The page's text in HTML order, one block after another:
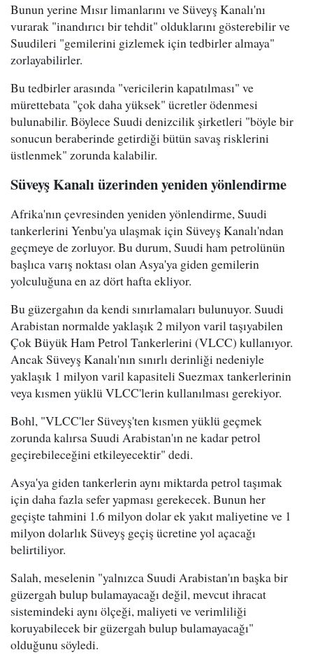
Bunun yerine Mısır limanlarını ve Süveyş Kanalı'nı
vurarak "inandırıcı bir tehdit" olduklarını gösterebilir ve
Suudileri "gemilerini gizlemek için tedbirler almaya"
zorlayabilirler.
Bu tedbirler arasında "vericilerin kapatılması" ve
mürettebata "çok daha yüksek" ücretler ödenmesi
bulunabilir. Böylece Suudi denizcilik şirketleri "böyle bir
sonucun beraberinde getirdiği bütün savaş risklerini
üstlenmek" zorunda kalabilir.
Süveyş Kanalı üzerinden yeniden yönlendirme
Afrika'nın çevresinden yeniden yönlendirme, Suudi
tankerlerini Yenbu'ya ulaşmak için Süveyş Kanalı'ndan
geçmeye de zorluyor. Bu durum, Suudi ham petrolünün
başlıca varış noktası olan Asya'ya giden gemilerin
yolculuğuna en az dört hafta ekliyor.
Bu güzergahın da kendi sınırlamaları bulunuyor. Suudi
Arabistan normalde yaklaşık 2 milyon varil taşıyabilen
Çok Büyük Ham Petrol Tankerlerini (VLCC) kullanıyor.
Ancak Süveyş Kanalı'nın sınırlı derinliği nedeniyle
yaklaşık 1 milyon varil kapasiteli Suezmax tankerlerinin
veya kısmen yüklü VLCC'lerin kullanılması gerekiyor.
Bohl, "VLCC'ler Süveyş'ten kısmen yüklü geçmek
zorunda kalırsa Suudi Arabistan'ın ne kadar petrol
geçirebileceğini etkileyecektir" dedi.
Asya'ya giden tankerlerin aynı miktarda petrol taşımak
için daha fazla sefer yapması gerekecek. Bunun her
geçişte tahmini 1.6 milyon dolar ek yakıt maliyetine ve 1
milyon dolarlık Süveyş geçiş ücretine yol açacağı
belirtiliyor.
Salah, meselenin "yalnızca Suudi Arabistan'ın başka bir
güzergah bulup bulamayacağı değil, mevcut ihracat
sistemindeki aynı ölçeği, maliyeti ve verimliliği
koruyabilecek bir güzergah bulup bulamayacağı"
olduğunu söyledi.